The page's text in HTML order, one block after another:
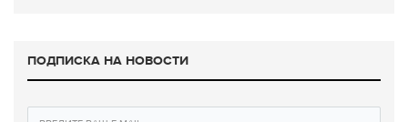
ПОДПИСКА НА НОВОСТИ